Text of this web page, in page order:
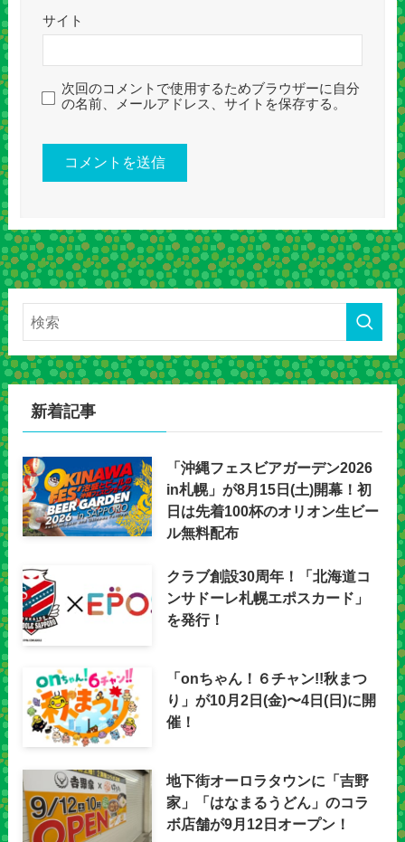
サイト
次回のコメントで使用するためブラウザーに自分
の名前、メールアドレス、サイトを保存する。
新着記事
「沖縄フェスビアガーデン2026
in札幌」が8月15日(土)開幕！初
日は先着100杯のオリオン生ビー
ル無料配布
クラブ創設30周年！「北海道コ
ンサドーレ札幌エポスカード」
を発行！
「onちゃん！６チャン!!秋まつ
り」が10月2日(金)〜4日(日)に開
催！
地下街オーロラタウンに「吉野
家」「はなまるうどん」のコラ
ボ店舗が9月12日オープン！